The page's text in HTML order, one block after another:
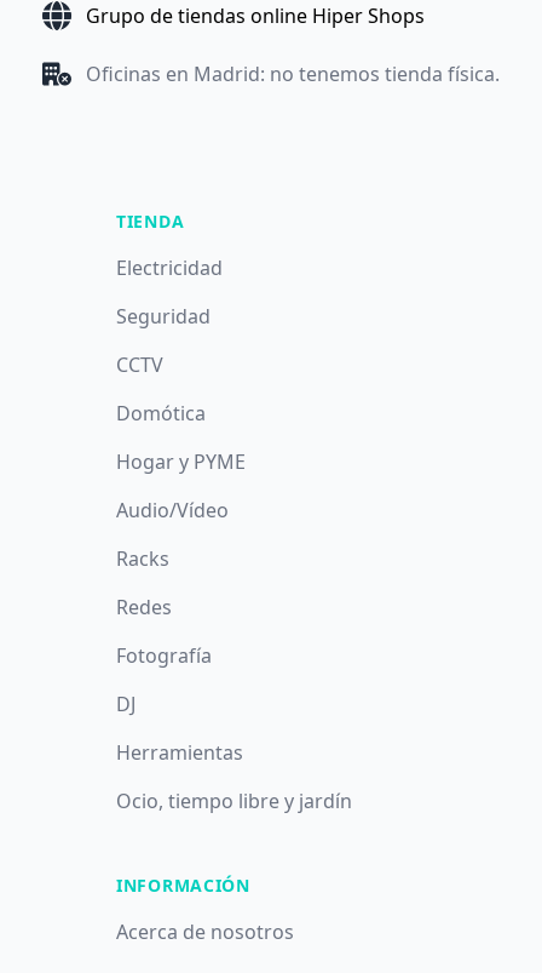
Grupo de tiendas online Hiper Shops
Oficinas en Madrid: no tenemos tienda física.
TIENDA
Electricidad
Seguridad
CCTV
Domótica
Hogar y PYME
Audio/Vídeo
Racks
Redes
Fotografía
DJ
Herramientas
Ocio, tiempo libre y jardín
INFORMACIÓN
Acerca de nosotros